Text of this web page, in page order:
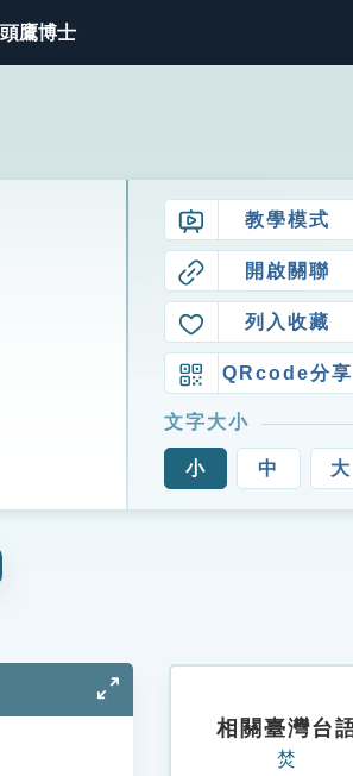
鷹博士
教學模式
開啟關聯
列入收藏
QRcode分享
文字大小
小 中 大
相關臺灣台
焚